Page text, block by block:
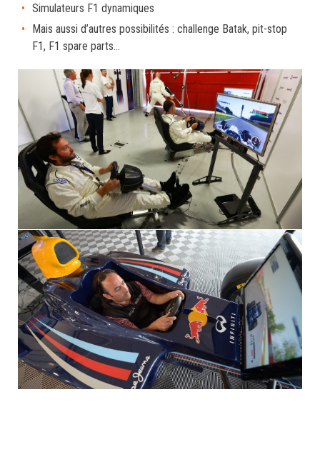
Simulateurs F1 dynamiques
Mais aussi d’autres possibilités : challenge Batak, pit-stop
F1, F1 spare parts…